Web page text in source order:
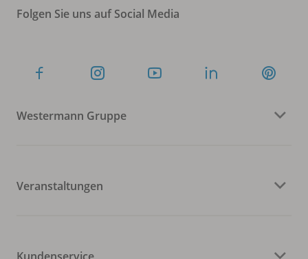
Folgen Sie uns auf Social Media
Westermann Gruppe
Veranstaltungen
Kundenservice